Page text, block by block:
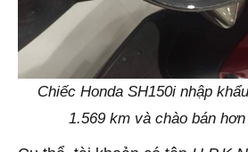
Chiếc Honda SH150i nhập
1.569 km và chào bán